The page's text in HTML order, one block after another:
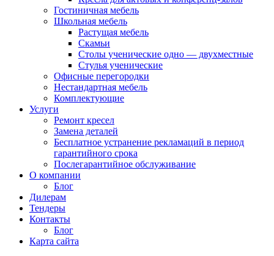
Гостиничная мебель
Школьная мебель
Растущая мебель
Скамьи
Столы ученические одно — двухместные
Стулья ученические
Офисные перегородки
Нестандартная мебель
Комплектующие
Услуги
Ремонт кресел
Замена деталей
Бесплатное устранение рекламаций в период
гарантийного срока
Послегарантийное обслуживание
О компании
Блог
Дилерам
Тендеры
Контакты
Блог
Карта сайта